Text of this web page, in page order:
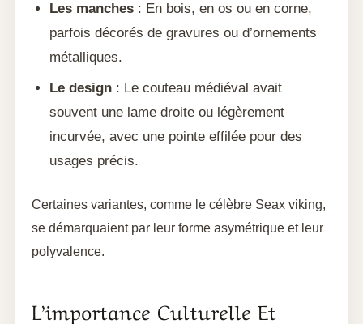
Les manches : En bois, en os ou en corne,
parfois décorés de gravures ou d’ornements
métalliques.
Le design : Le couteau médiéval avait
souvent une lame droite ou légèrement
incurvée, avec une pointe effilée pour des
usages précis.
Certaines variantes, comme le célèbre Seax viking,
se démarquaient par leur forme asymétrique et leur
polyvalence.
L’importance Culturelle Et